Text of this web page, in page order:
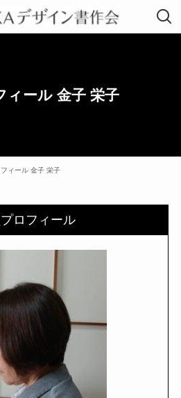
ィール 金子 栄子
ィール 金子 栄子
ロフィール